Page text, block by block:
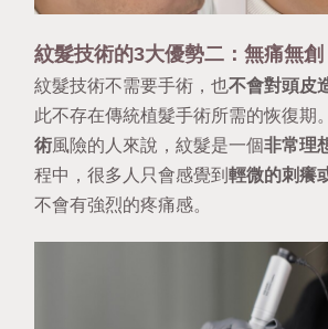
紋髮技術的3大優勢二：無痛無創
紋髮技術不需要手術，也不會對頭皮
此不存在傳統植髮手術所需的恢復期
術風險的人來說，紋髮是一個非常理
程中，很多人只會感覺到輕微的刺癢
不會有強烈的疼痛感。